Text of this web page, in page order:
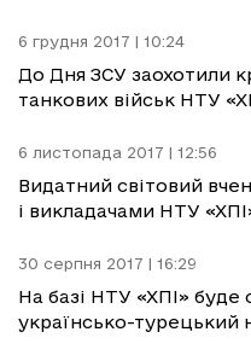
6 грудня 2017 | 10:24
До Дня ЗСУ заохотили
танкових військ НТУ
6 листопада 2017 | 12:56
Видатний світовий
і викладачами НТУ
30 серпня 2017 | 16:29
На базі НТУ «ХПІ»
українсько-турецький